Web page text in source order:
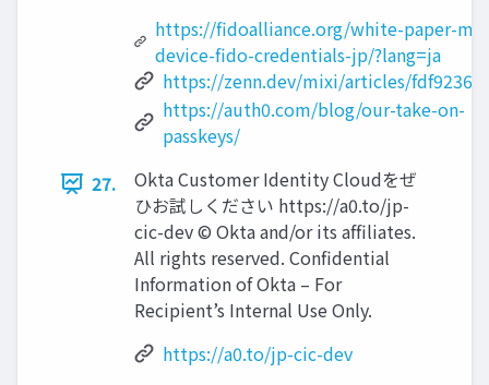
https://fidoalliance.org/white-paper-
device-fido-credentials-jp/?lang=ja
https://zenn.dev/mixi/articles/
https://auth0.com/blog/our-take-on-
passkeys/
27.
Okta Customer Identity Cloudをぜ
ひお試しください https://a0.to/jp-
cic-dev © Okta and/or its afﬁliates.
All rights reserved. Conﬁdential
Information of Okta – For
Recipient’s Internal Use Only.
https://a0.to/jp-cic-dev